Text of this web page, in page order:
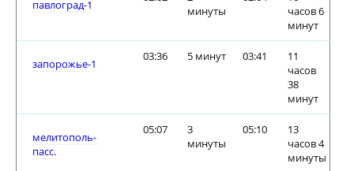
павлоград-1
минуты
часов 6
минут
запорожье-1
03:36 5 минут 03:41
11
часов
38
минут
мелитополь-
пасс.
05:07
3
минуты
05:10
13
часов 4
минуты